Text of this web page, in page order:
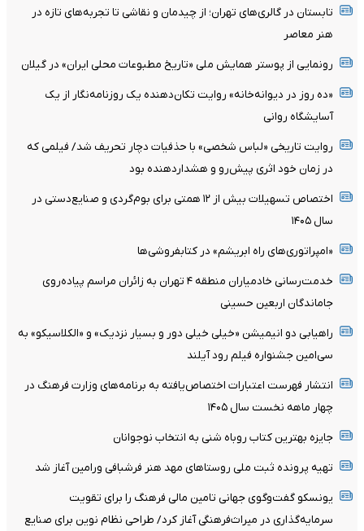
تابستان در گالری‌های تهران؛ از چیدمان و نقاشی تا تجربه‌های تازه در
هنر معاصر
رونمایی از پوستر همایش ملی «تاریخ مطبوعات محلی ایران» در گیلان
«ده روز در دیوانه‌خانه» روایت تکان‌دهنده یک روزنامه‌نگار از یک
آسایشگاه روانی
روایت تاریخی «لباس شخصی» با حذفیات دچار تحریف شد/ فیلمی که
در زمان خود اثری پیش‌رو و هشداردهنده بود
اختصاص تسهیلات بیش از ۱۲ همتی برای بوم‌گردی و صنایع‌دستی در
سال ۱۴۰۵
«امپراتوری‌های راه ابریشم» در کتابفروشی‌ها
خدمت‌رسانی خادمیاران منطقه ۴ تهران به زائران مراسم پیاده‌روی
جاماندگان اربعین حسینی
راهیابی دو انیمیشن «خیلی خیلی دور و بسیار نزدیک» و «الکلاسیکو» به
سی‌امین جشنواره فیلم رود آیلند
انتشار فهرست اعتبارات اختصاص‌یافته به برنامه‌های وزارت فرهنگ در
چهار ماهه نخست سال ۱۴۰۵
جایزه بهترین کتاب روباه شنی به انتخاب نوجوانان
تهیه پرونده ثبت ملی روستاهای مهد هنر فرشبافی ورامین آغاز شد
یونسکو گفت‌وگوی جهانی تامین مالی فرهنگ را برای تقویت
سرمایه‌گذاری در میراث‌فرهنگی آغاز کرد/ طراحی نظام نوین برای صنایع